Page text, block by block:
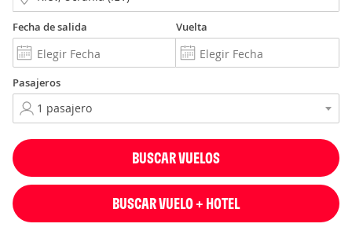
Fecha de salida Vuelta
Pasajeros
BUSCAR VUELOS
BUSCAR VUELO + HOTEL